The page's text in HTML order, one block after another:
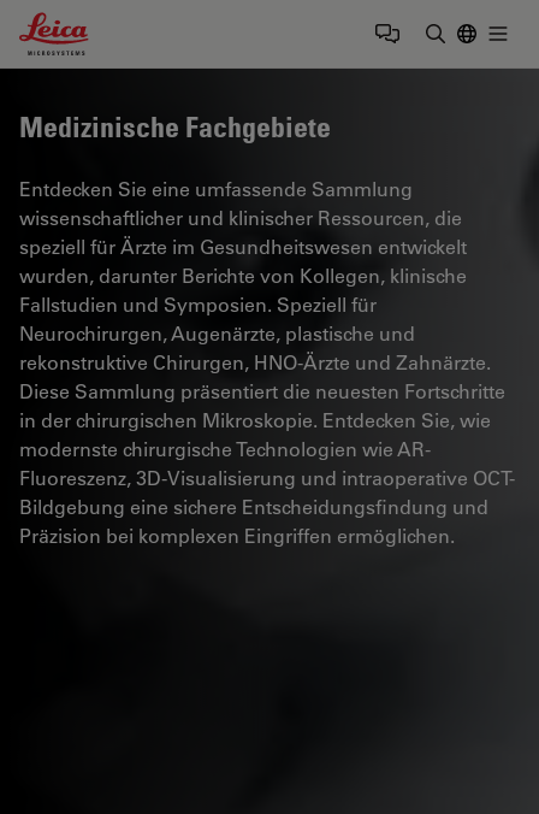
Leica Microsystems Logo
Medizinische Fachgebiete
Entdecken Sie eine umfassende Sammlung
wissenschaftlicher und klinischer Ressourcen, die
speziell für Ärzte im Gesundheitswesen entwickelt
wurden, darunter Berichte von Kollegen, klinische
Fallstudien und Symposien. Speziell für
Neurochirurgen, Augenärzte, plastische und
rekonstruktive Chirurgen, HNO-Ärzte und Zahnärzte.
Diese Sammlung präsentiert die neuesten Fortschritte
in der chirurgischen Mikroskopie. Entdecken Sie, wie
modernste chirurgische Technologien wie AR-
Fluoreszenz, 3D-Visualisierung und intraoperative OCT-
Bildgebung eine sichere Entscheidungsfindung und
Präzision bei komplexen Eingriffen ermöglichen.